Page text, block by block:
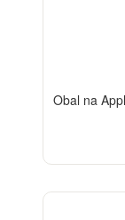
Obal na